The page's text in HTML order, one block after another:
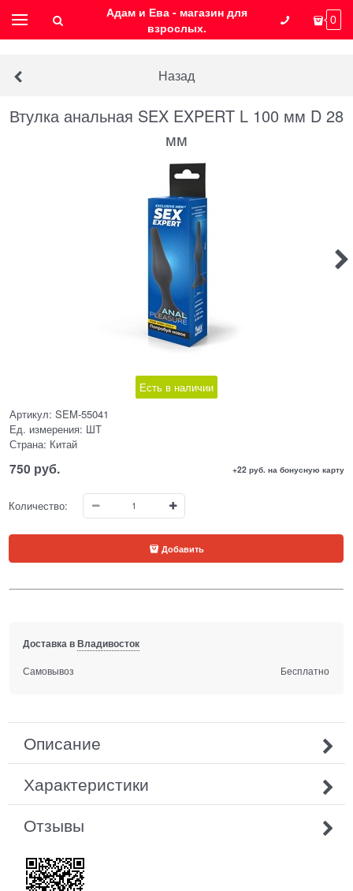
Адам и Ева - магазин для
взрослых.
0
Назад
Втулка анальная SEX EXPERT L 100 мм D 28
мм
Есть в наличии
Артикул: SEM-55041
Ед. измерения: ШТ
Страна: Китай
750 руб. +22 руб. на бонусную карту
Количество:
Добавить
Доставка вВладивосток
Самовывоз Бесплатно
Описание
Характеристики
Отзывы